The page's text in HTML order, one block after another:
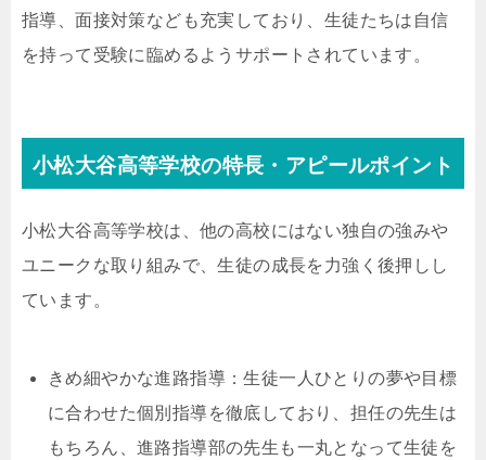
指導、面接対策なども充実しており、生徒たちは自信
を持って受験に臨めるようサポートされています。
小松大谷高等学校の特長・アピールポイント
小松大谷高等学校は、他の高校にはない独自の強みや
ユニークな取り組みで、生徒の成長を力強く後押しし
ています。
きめ細やかな進路指導：生徒一人ひとりの夢や目標
に合わせた個別指導を徹底しており、担任の先生は
もちろん、進路指導部の先生も一丸となって生徒を